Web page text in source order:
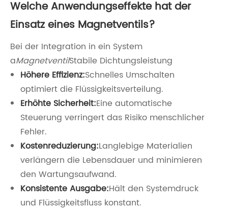
Welche Anwendungseffekte hat der
Einsatz eines Magnetventils?
Bei der Integration in ein System
aMagnetventilStabile Dichtungsleistung
Höhere Effizienz:Schnelles Umschalten
optimiert die Flüssigkeitsverteilung.
Erhöhte Sicherheit:Eine automatische
Steuerung verringert das Risiko menschlicher
Fehler.
Kostenreduzierung:Langlebige Materialien
verlängern die Lebensdauer und minimieren
den Wartungsaufwand.
Konsistente Ausgabe:Hält den Systemdruck
und Flüssigkeitsfluss konstant.